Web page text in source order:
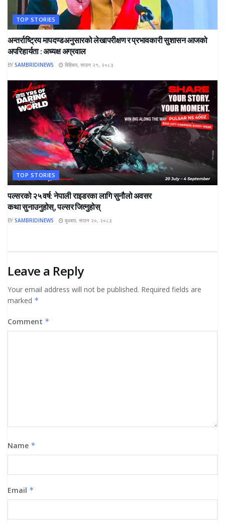
TOP STORIES
अन्तर्राष्ट्रिय मापदण्डअनुसारको लेखापरीक्षण र प्रभावकारी सुशासन आजको
अपरिहार्यता : अध्यक्ष अग्रवाल
BY SAMBRIDINEWS बिहिबार, साउन २१, २०८३
TOP STORIES
पल्सरको २५ वर्ष: नेपाली राइडरका लागि सुनौलो अवसर
कथा सुनाउनुहोस्, पल्सर जित्नुहोस्
BY SAMBRIDINEWS बुधबार, साउन २०, २०८३
Leave a Reply
Your email address will not be published. Required fields are
marked *
Comment *
Name *
Email *